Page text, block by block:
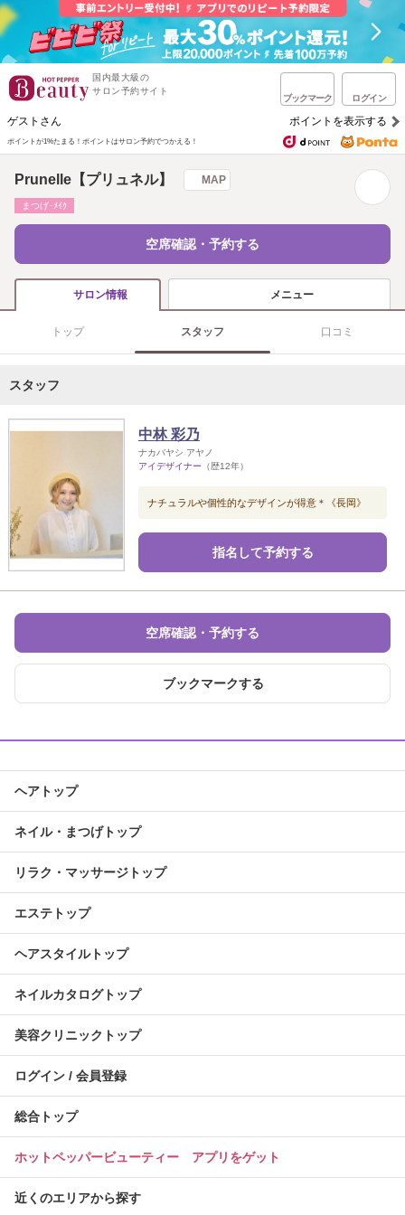
国内最大級の
サロン予約サイト
ブックマーク ログイン
ゲストさん ポイントを表示する
ポイントが1%たまる！ ポイントはサロン予約でつかえる！
Prunelle【プリュネル】 MAP
まつげ･ﾒｲｸ
空席確認・予約する
サロン情報 メニュー
トップ スタッフ 口コミ
スタッフ
中林 彩乃
ナカバヤシ アヤノ
アイデザイナー （歴12年）
ナチュラルや個性的なデザインが得意＊《長岡》
指名して予約する
空席確認・予約する
ブックマークする
ヘアトップ
ネイル・まつげトップ
リラク・マッサージトップ
エステトップ
ヘアスタイルトップ
ネイルカタログトップ
美容クリニックトップ
ログイン / 会員登録
総合トップ
ホットペッパービューティー アプリをゲット
近くのエリアから探す